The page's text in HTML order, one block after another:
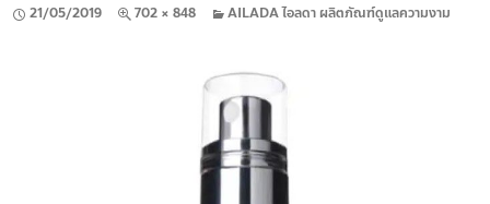
21/05/2019 702 × 848 AILADA ไอลดา ผลิตภัณฑ์ดูแลความงาม